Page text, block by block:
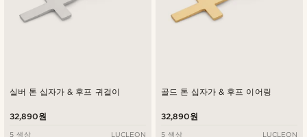
실버 톤 십자가 & 후프 귀걸이
32,890원
5 색상 LUCLEON
골드 톤 십자가 & 후프 이어링
32,890원
5 색상 LUCLEON